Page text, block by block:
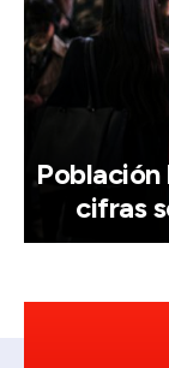
Población
cifras